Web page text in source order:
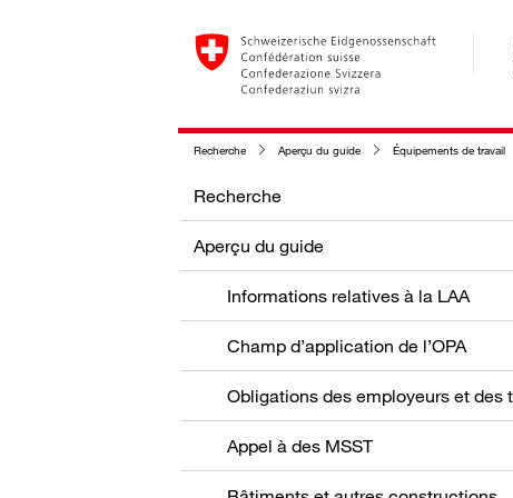
Recherche Aperçu du guide Équipements de travail
Recherche
Aperçu du guide
Informations relatives à la LAA
Champ d’application de l’OPA
Appel à des MSST